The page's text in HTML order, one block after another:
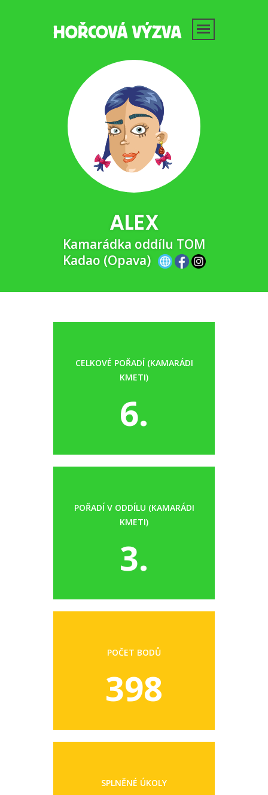
ALEX
Kamarádka oddílu TOM
Kadao (Opava)
CELKOVÉ POŘADÍ (KAMARÁDI
KMETI)
6.
POŘADÍ V ODDÍLU (KAMARÁDI
KMETI)
3.
POČET BODŮ
398
SPLNĚNÉ ÚKOLY